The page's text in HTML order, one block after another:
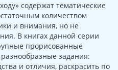
содержат тематические
количеством
и внимания, но не
В книгах данной серии
прорисованные
задания:
и отличия, раскрасить по